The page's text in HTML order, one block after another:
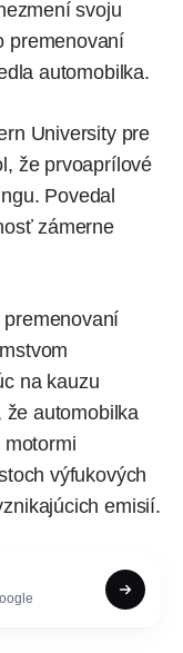
svoju
premenovaní
automobilka.
University pre
, že prvoaprílové
Povedal
zámerne
na kauzu
že automobilka
výfukových
emisií.